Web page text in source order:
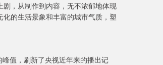
，从制作到内容，无不浓郁地体现
的生活景象和丰富的城市气质，塑
值，刷新了央视近年来的播出记